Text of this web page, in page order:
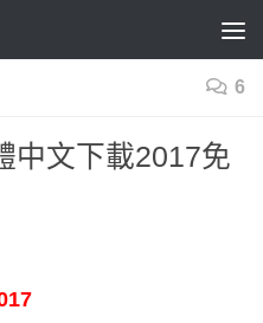
6
中文下載2017免